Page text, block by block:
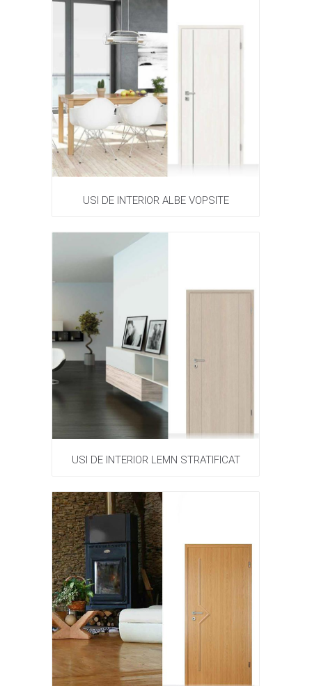
USI DE INTERIOR ALBE VOPSITE
USI DE INTERIOR LEMN STRATIFICAT